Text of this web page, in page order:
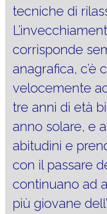
tecniche di
corrisponde
anagrafica, c’è
velocemente
tre anni di età
anno solare, e
abitudini e
con il passare
continuano ad
più giovane